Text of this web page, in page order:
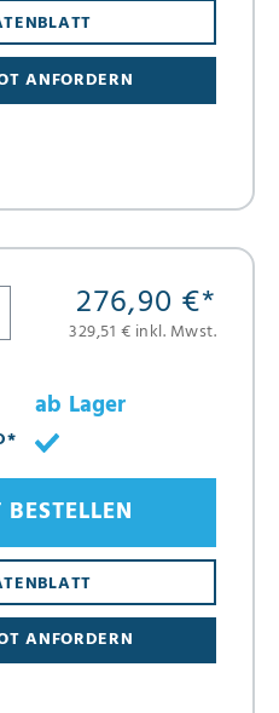
ANFORDERN
276,90 €*
329,51 € inkl. Mwst.
ab Lager
ANFORDERN
BESTELLEN